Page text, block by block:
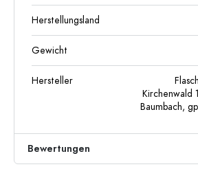
Herstellungsland
Gewicht
Hersteller
Kirchenwald
Baumbach,
Bewertungen